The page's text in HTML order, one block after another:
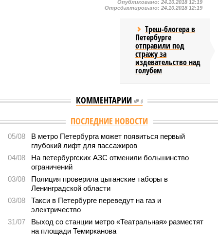
Опубликовано: 24.10.2018 12:19
Отредактировано: 24.10.2018 12:19
Треш-блогера в
Петербурге
отправили под
стражу за
издевательство над
голубем
КОММЕНТАРИИ 0
ПОСЛЕДНИЕ НОВОСТИ
05/08
В метро Петербурга может появиться первый
глубокий лифт для пассажиров
04/08
На петербургских АЗС отменили большинство
ограничений
03/08
Полиция проверила цыганские таборы в
Ленинградской области
03/08
Такси в Петербурге переведут на газ и
электричество
31/07
Выход со станции метро «Театральная» разместят
на площади Темирканова